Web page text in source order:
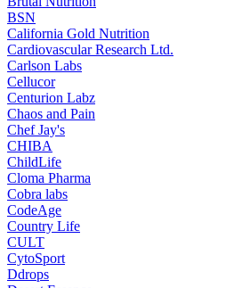
BSN
California Gold Nutrition
Cardiovascular Research Ltd.
Carlson Labs
Cellucor
Centurion Labz
Chaos and Pain
Chef Jay's
CHIBA
ChildLife
Cloma Pharma
Cobra labs
CodeAge
Country Life
CULT
CytoSport
Ddrops